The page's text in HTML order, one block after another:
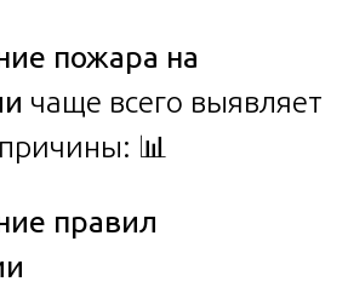
пожара на
чаще всего выявляет
📊
правил